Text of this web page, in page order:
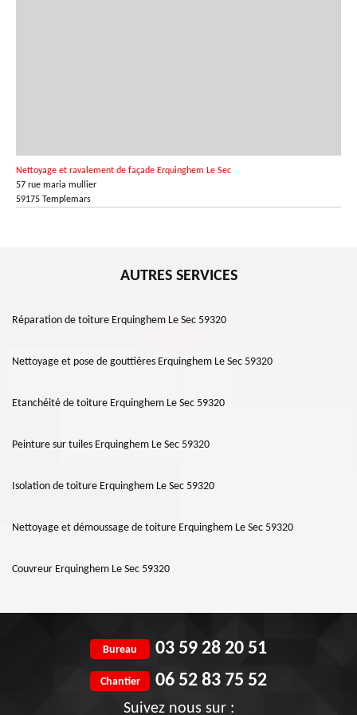
Nettoyage et ravalement de façade Erquinghem Le Sec
57 rue maria mullier
59175 Templemars
AUTRES SERVICES
Réparation de toiture Erquinghem Le Sec 59320
Nettoyage et pose de gouttières Erquinghem Le Sec 59320
Etanchéité de toiture Erquinghem Le Sec 59320
Peinture sur tuiles Erquinghem Le Sec 59320
Isolation de toiture Erquinghem Le Sec 59320
Nettoyage et démoussage de toiture Erquinghem Le Sec 59320
Couvreur Erquinghem Le Sec 59320
Bureau 03 59 28 20 51
Chantier 06 52 83 75 52
Suivez nous sur :